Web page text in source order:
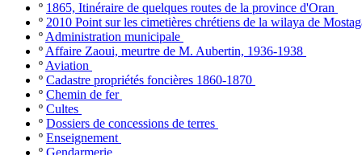
º 1865, Itinéraire de quelques routes de la province d'Oran
º 2010 Point sur les cimetières chrétiens de la wilaya de
º Administration municipale
º Affaire Zaoui, meurtre de M. Aubertin, 1936-1938
º Aviation
º Cadastre propriétés foncières 1860-1870
º Chemin de fer
º Cultes
º Dossiers de concessions de terres
º Enseignement
º Gendarmerie